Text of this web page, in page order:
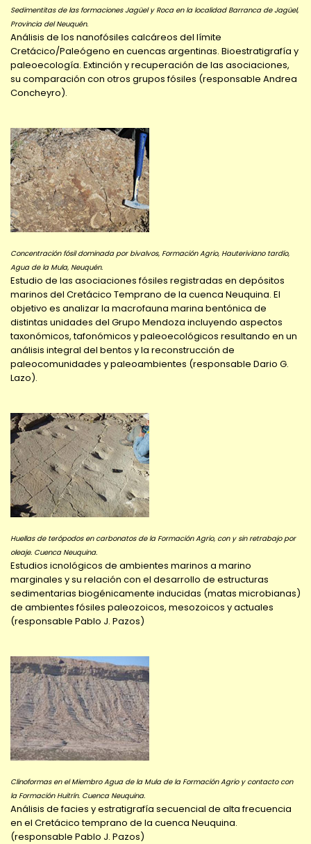
Sedimentitas de las formaciones Jagüel y Roca en la localidad Barranca de Jagüel,
Provincia del Neuquén.
Análisis de los nanofósiles calcáreos del límite
Cretácico/Paleógeno en cuencas argentinas. Bioestratigrafía y
paleoecología. Extinción y recuperación de las asociaciones,
su comparación con otros grupos fósiles (responsable Andrea
Concheyro).
Concentración fósil dominada por bivalvos, Formación Agrio, Hauteriviano tardío,
Agua de la Mula, Neuquén.
Estudio de las asociaciones fósiles registradas en depósitos
marinos del Cretácico Temprano de la cuenca Neuquina. El
objetivo es analizar la macrofauna marina bentónica de
distintas unidades del Grupo Mendoza incluyendo aspectos
taxonómicos, tafonómicos y paleoecológicos resultando en un
análisis integral del bentos y la reconstrucción de
paleocomunidades y paleoambientes (responsable Dario G.
Lazo).
Huellas de terópodos en carbonatos de la Formación Agrio, con y sin retrabajo por
oleaje. Cuenca Neuquina.
Estudios icnológicos de ambientes marinos a marino
marginales y su relación con el desarrollo de estructuras
sedimentarias biogénicamente inducidas (matas microbianas)
de ambientes fósiles paleozoicos, mesozoicos y actuales
(responsable Pablo J. Pazos)
Clinoformas en el Miembro Agua de la Mula de la Formación Agrio y contacto con
la Formación Huitrín. Cuenca Neuquina.
Análisis de facies y estratigrafía secuencial de alta frecuencia
en el Cretácico temprano de la cuenca Neuquina.
(responsable Pablo J. Pazos)